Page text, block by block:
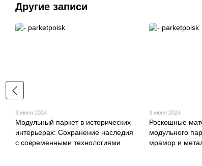
Другие записи
3 июня 2024
Модульный паркет в исторических
интерьерах: Сохранение наследия
с современными технологиями
3 июня 2024
Роскошные
модульного
мрамор и